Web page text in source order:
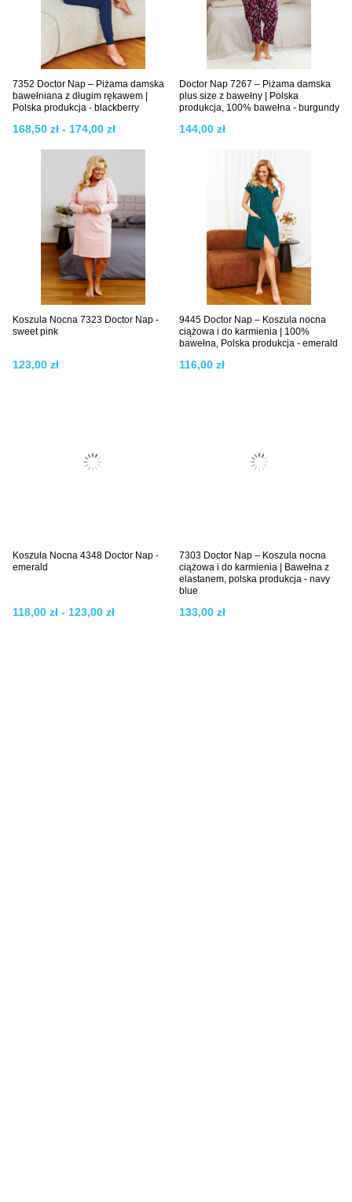
7352 Doctor Nap – Piżama damska
bawełniana z długim rękawem |
Polska produkcja - blackberry
168,50 zł - 174,00 zł
Doctor Nap 7267 – Piżama damska
plus size z bawełny | Polska
produkcja, 100% bawełna - burgundy
144,00 zł
Koszula Nocna 7323 Doctor Nap -
sweet pink
123,00 zł
9445 Doctor Nap – Koszula nocna
ciążowa i do karmienia | 100%
bawełna, Polska produkcja - emerald
116,00 zł
Koszula Nocna 4348 Doctor Nap -
emerald
118,00 zł - 123,00 zł
7303 Doctor Nap – Koszula nocna
ciążowa i do karmienia | Bawełna z
elastanem, polska produkcja - navy
blue
133,00 zł